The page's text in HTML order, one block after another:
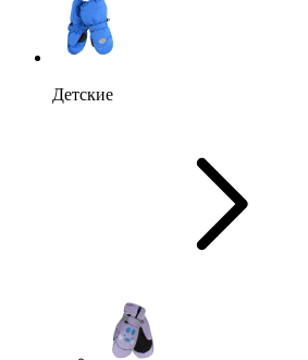
Детские